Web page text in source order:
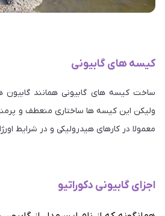
کیسه های گابیونی
ساخت کیسه های گابیونی همانند
ولیکن این کیسه ها ساختاری منعطف و
معمولا در کارهای هیدرولیکی و در شرایط
اجزای گابیونی دکوراتیو